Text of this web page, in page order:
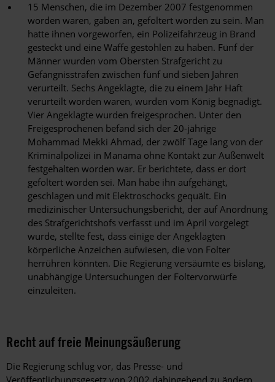
15 Menschen, die im Dezember 2007 festgenommen
worden waren, gaben an, gefoltert worden zu sein. Man
hatte ihnen vorgeworfen, ein Polizeifahrzeug in Brand
gesteckt und eine Waffe gestohlen zu haben. Fünf der
Männer wurden vom Obersten Strafgericht zu
Gefängnisstrafen zwischen fünf und sieben Jahren
verurteilt. Sechs Angeklagte, die zu einem Jahr Haft
verurteilt worden waren, wurden vom König begnadigt.
Vier Angeklagte wurden freigesprochen. Unter den
Freigesprochenen befand sich der 20-jährige
Mohammad Mekki Ahmad, der zwölf Tage lang von der
Kriminalpolizei in Manama ohne Kontakt zur Außenwelt
festgehalten worden war. Er berichtete, dass er dort
gefoltert worden sei. Man habe ihn aufgehängt,
geschlagen und mit Elektroschocks gequält. Ein
medizinischer Untersuchungsbericht, der auf Anordnung
des Strafgerichtshofs verfasst und im April vorgelegt
wurde, stellte fest, dass einige der Angeklagten
körperliche Anzeichen aufwiesen, die von Folter
herrühren könnten. Die Regierung versäumte es bislang,
unabhängige Untersuchungen der Foltervorwürfe
einzuleiten.
Recht auf freie Meinungsäußerung
Die Regierung schlug vor, das Presse- und